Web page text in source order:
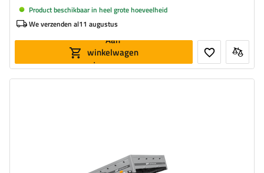
Product beschikbaar in heel grote hoeveelheid
We verzenden al11 augustus
Aan
winkelwagen
toevoegen
1 as ongeremd 750 kg
kan worden verzonden op een pallet
hoog draagvermogen